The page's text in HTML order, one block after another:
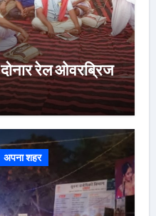
रेल ओवरब्रिज
अपना शहर